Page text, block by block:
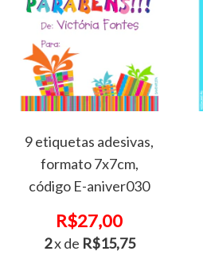
9 etiquetas adesivas,
formato 7x7cm,
código E-aniver030
R$27,00
2x de R$15,75